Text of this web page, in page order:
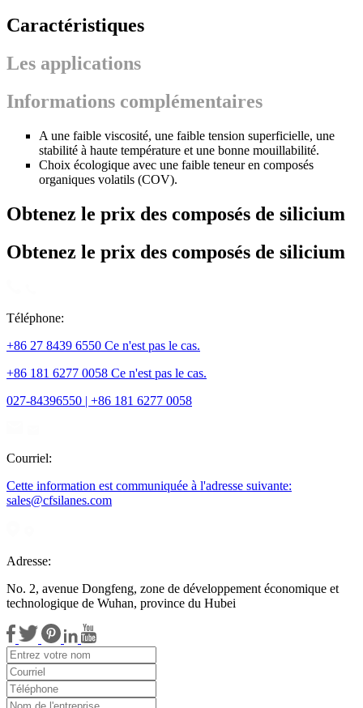
Caractéristiques
Les applications
Informations complémentaires
A une faible viscosité, une faible tension superficielle, une
stabilité à haute température et une bonne mouillabilité.
Choix écologique avec une faible teneur en composés
organiques volatils (COV).
Obtenez le prix des composés de silicium
Obtenez le prix des composés de silicium
Téléphone:
+86 27 8439 6550 Ce n'est pas le cas.
+86 181 6277 0058 Ce n'est pas le cas.
027-84396550 | +86 181 6277 0058
Courriel:
Cette information est communiquée à l'adresse suivante:
sales@cfsilanes.com
Adresse:
No. 2, avenue Dongfeng, zone de développement économique et
technologique de Wuhan, province du Hubei